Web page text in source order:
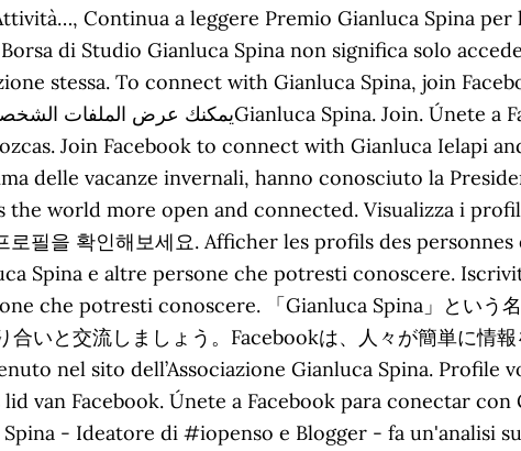
Continua a leggere Premio Gianluca Spina per
di Studio Gianluca Spina non significa solo
stessa. To connect with Gianluca Spina, join
Join Facebook to connect with Gianluca Ielapi
delle vacanze invernali, hanno conosciuto la
the world more open and connected. Visualizza i
필을 확인해보세요. Afficher les profils des
Spina e altre persone che potresti conoscere.
che potresti conoscere. 「Gianluca Spina」という名
いと交流しましょう。Facebookは、人々が簡単に情
nel sito dell’Associazione Gianluca Spina. Profile
van Facebook. Únete a Facebook para conectar
- Ideatore di #iopenso e Blogger - fa un'analisi